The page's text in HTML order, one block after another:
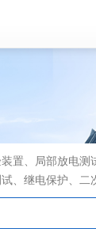
置、局部放电测
、继电保护、二